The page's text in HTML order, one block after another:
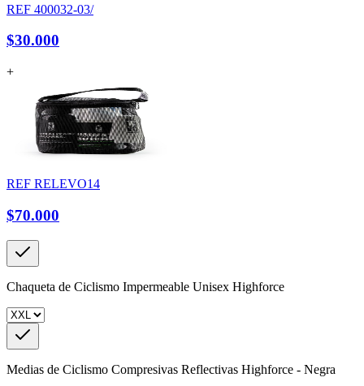
REF 400032-03/
$30.000
+
REF RELEVO14
$70.000
Chaqueta de Ciclismo Impermeable Unisex Highforce
Medias de Ciclismo Compresivas Reflectivas Highforce - Negra